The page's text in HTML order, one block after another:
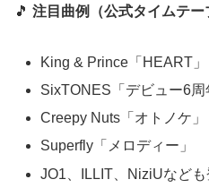
🎵 注目曲例（公式タイムテー
King & Prince「HEART」
SixTONES「デビュー6周
Creepy Nuts「オトノケ」
Superfly「メロディー」
JO1、ILLIT、NiziUなど